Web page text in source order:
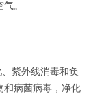
。
紫外线消毒和负
和病菌病毒，净化